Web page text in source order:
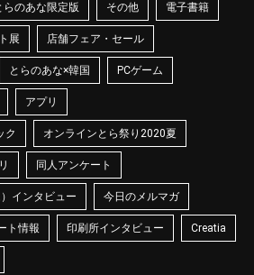
らのあな限定版 その他 電子書籍
展 店舗フェア・セール
とらのあな×韓国 PCゲーム
アプリ
ク オンラインとら祭り2020夏
同人アンケート
インタビュー 今日のメルマガ
ト情報 印刷所インタビュー Creatia